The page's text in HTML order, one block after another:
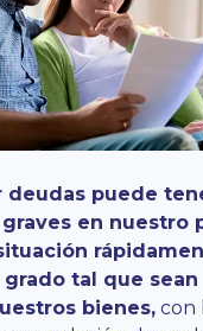
deudas puede
en nuestro
tal que sean
bienes, con